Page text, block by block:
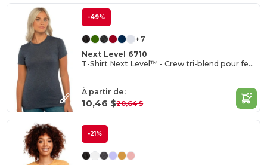
-49%
+7
Next Level 6710
T-Shirt Next Level™ - Crew tri-blend pour femmes
À partir de:
10,46 $20,64 $
-21%